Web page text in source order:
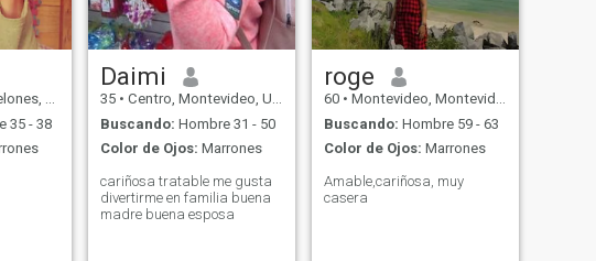
35 - 38
Daimi
35 • Centro, Montevideo, Uruguay
Buscando: Hombre 31 - 50
Color de Ojos: Marrones
cariñosa tratable me gusta
divertirme en familia buena
madre buena esposa
roge
60 • Montevideo, Montevideo, Uruguay
Buscando: Hombre 59 - 63
Color de Ojos: Marrones
Amable,cariñosa, muy
casera